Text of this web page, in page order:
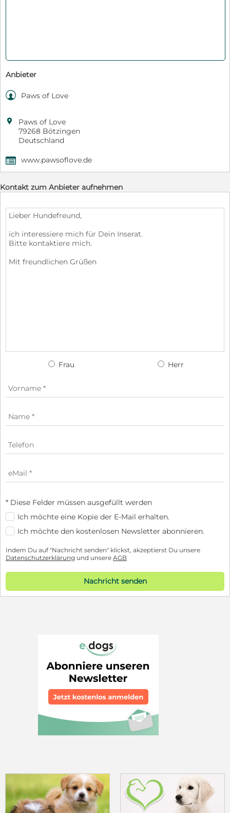
Anbieter
 Paws of Love

Paws of Love
79268 Bötzingen
Deutschland
, www.pawsoflove.de
Kontakt zum Anbieter aufnehmen
Frau Herr
* Diese Felder müssen ausgefüllt werden
Ich möchte eine Kopie der E-Mail erhalten.
Ich möchte den kostenlosen Newsletter abonnieren.
Indem Du auf "Nachricht senden" klickst, akzeptierst Du unsere
Datenschutzerklärung und unsere AGB
Nachricht senden